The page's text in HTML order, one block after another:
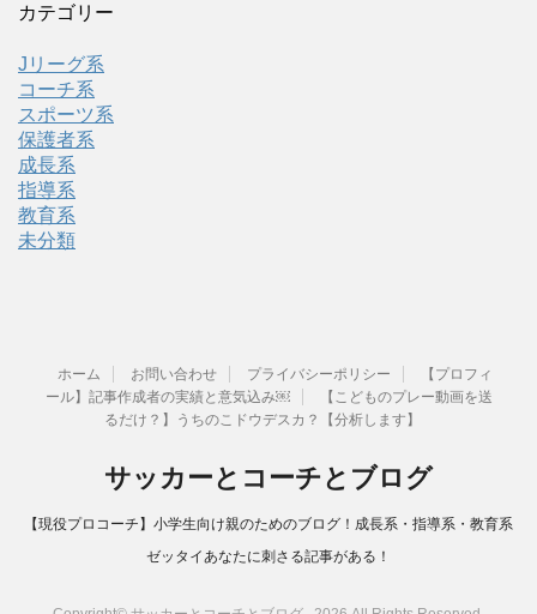
カテゴリー
Jリーグ系
コーチ系
スポーツ系
保護者系
成長系
指導系
教育系
未分類
ホーム お問い合わせ プライバシーポリシー
【プロフィ
ール】記事作成者の実績と意気込み￼
【こどものプレー動画を送
るだけ？】うちのこドウデスカ？【分析します】
サッカーとコーチとブログ
【現役プロコーチ】小学生向け親のためのブログ！成長系・指導系・教育系
ゼッタイあなたに刺さる記事がある！